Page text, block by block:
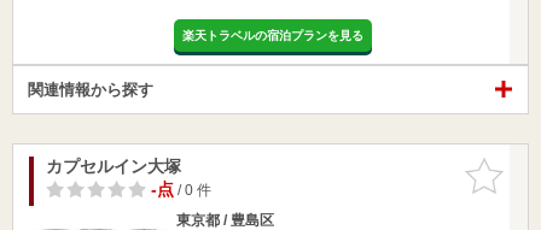
楽天トラベルの宿泊プランを見る
関連情報から探す
お気に入
りに追加
カプセルイン大塚
-点/ 0 件
東京都 / 豊島区